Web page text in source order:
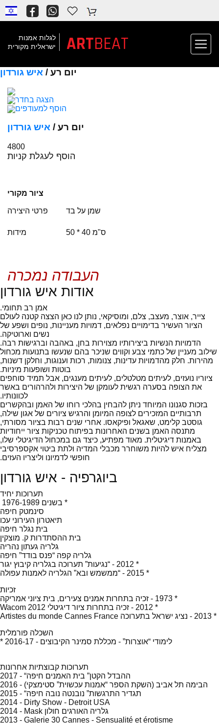
לגלות אמנות
ישראלית מקורית
ARTBEAT
יום רע / איש גורדון
הצגה בחדר
הוסף למעודפים
יום רע / איש גורדון
4800
הוסף לעגלת קניות
ציור מקורי
פרטי היצירה שמן על בד
מידות 50 * 40 ס"מ
העבודה נמכרה
אודות איש גורדון
אמן רב תחומי.
צייר, אוצר, מעצב, צלם, ומוסיקאי, נותן לנו כאן הצצה קטנה לעולם
הציור העשיר בדימויים נפלאים, דמויות מעניינות, נופים ושפע של
נשים וארוטיקה.
הדמויות הנשיות ביצירותיו מצוירות בחן, באהבה וברגישות רבה.
שילוב מעניין של כתמי צבע וקווים שניכר בהם שנעשו בתנועות מכחול
מהירות. חלק מהדמויות עדינות, צנומות, רכות וענוגות, וחלקן דשנות,
בוטות ושופעות מיניות.
ציוריו נועזים, לעיתים מטלטלים, לעיתים מענגים, אבל תמיד סוחפים
את הצופה בסערה רגשית לעומקן של היצירות ולהרהורים באשר
לכוונותיו.
בזכות סגנונו המיוחד ניתן להבחין בהלכי רוחו של האמן ובהקשרים
תרבותיים המזכירים לצופה המיומן והרגיש ציורים של אגון שילה,
גוסטב קלימט, שאגאל ופיקאסו. אחרי שנים רבות בציור מסורתי,
מתנסה האמן בשנים האחרונות בפיתוח טכניקות ציור ייחודיות
באמנות דיגיטלית. מאוד מפתיע, כיצד גם במכחול הדיגיטלי שלו,
מצליח איש להיות משוחרר מכבלי המדיה ולתת ביטוי אקספרסיבי
חופשי לדמיונו וליצריו העזים.
ביוגרפיה - איש גורדון
תערוכות יחיד
* בשנים 1976-1989
סינמטק חיפה
תיאטרון העירוני עכו
בית נגלר חיפה
בית ההסתדרות ק. מוצקין
גלריה געתון נהריה
גלריה קפה “פנס בודד” חיפה
* 2012 - “נגיעות” תערוכה בגלריה קיבוץ יגור
* 2015 - “ממשמש ובא” הגלריה לאמנות עפולה
זכיות
* 1973 - זכיה בתחרות אמנים צעירים, בית ציוני אמריקה
* 2012 - זכיה בתחרות ציור דיגיטלי 2012 Wacom
* 2013 - נציג ישראל בתערוכה Artistes du monde Cannes France
השכלה פורמלית
* 2016-17 - לימודי “אוצרות” - מכללת סמינר הקיבוצים
תערוכות קבוצתיות אחרונות
2017 - “ההבדל הקטן” בית האמנים חיפה
2016 - הבימה תל אביב (השקת הספר “אמנות עכשוית” סטימצקי)
2015 - “תגדיר התרגשות” נובנטה נובה חיפה
2014 - Dirty Show - Detroit USA
2014 - Mask גלריה האורגים חולון
2013 - Galerie 30 Cannes - Sensualité et érotisme